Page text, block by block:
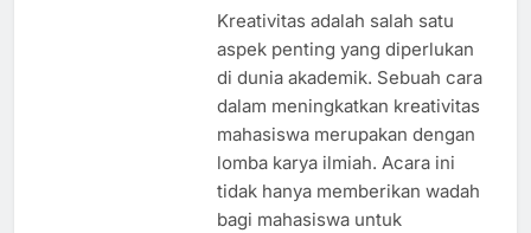
Kreativitas adalah salah satu
aspek penting yang diperlukan
di dunia akademik. Sebuah cara
dalam meningkatkan kreativitas
mahasiswa merupakan dengan
lomba karya ilmiah. Acara ini
tidak hanya memberikan wadah
bagi mahasiswa untuk